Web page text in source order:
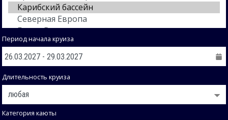
Период начала круиза
Длительность круиза
Категория каюты